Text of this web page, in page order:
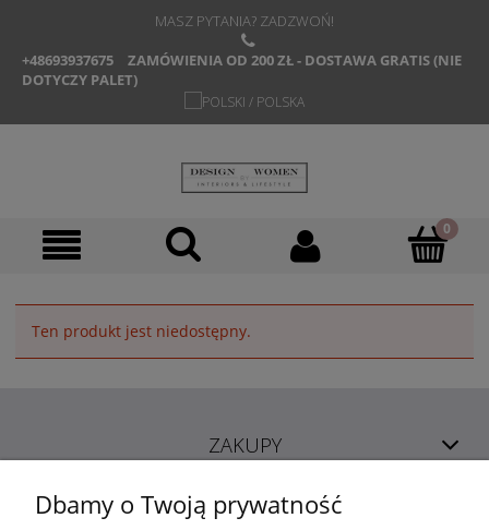
MASZ PYTANIA? ZADZWOŃ!
+48693937675
ZAMÓWIENIA OD 200 ZŁ - DOSTAWA GRATIS (NIE
DOTYCZY PALET)
Ten produkt jest niedostępny.
ZAKUPY
POMOC
Dbamy o Twoją prywatność